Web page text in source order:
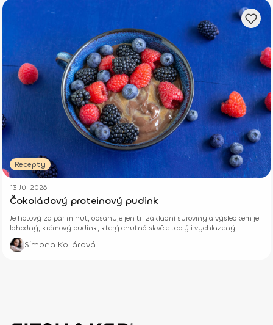
Recepty
13 Júl 2026
Čokoládový proteinový pudink
Je hotový za pár minut, obsahuje jen tři základní suroviny a výsledkem je
lahodný, krémový pudink, který chutná skvěle teplý i vychlazený.
Simona Kollárová